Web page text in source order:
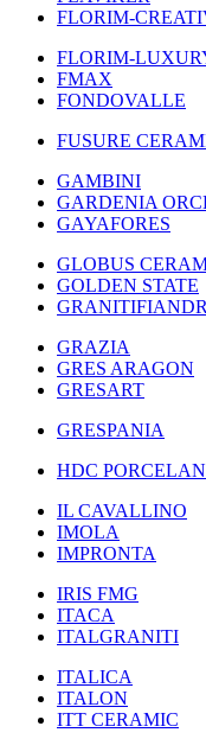
FLORIM-
FLORIM-
FMAX
FONDOVALLE
FUSURE
GAMBINI
GARDENIA
GAYAFORES
GLOBUS
GOLDEN STATE
GRAZIA
GRES ARAGON
GRESART
GRESPANIA
HDC
IL CAVALLINO
IMOLA
IMPRONTA
IRIS FMG
ITACA
ITALGRANITI
ITALICA
ITALON
ITT CERAMIC